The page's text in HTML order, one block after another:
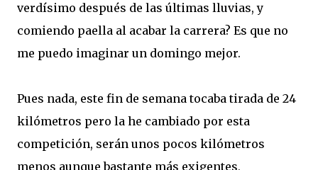
verdísimo después de las últimas lluvias, y
comiendo paella al acabar la carrera? Es que no
me puedo imaginar un domingo mejor.
Pues nada, este fin de semana tocaba tirada de 24
kilómetros pero la he cambiado por esta
competición, serán unos pocos kilómetros
menos aunque bastante más exigentes,